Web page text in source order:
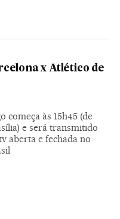
x Atlético de
começa às 15h45 (de
e será transmitido
aberta e fechada no